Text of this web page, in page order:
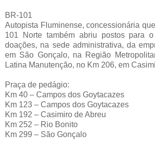
BR-101
Autopista Fluminense, concessionária
101 Norte também abriu postos para
doações, na sede administrativa, da
em São Gonçalo, na Região
Latina Manutenção, no Km 206, em
Praça de pedágio:
Km 40 – Campos dos Goytacazes
Km 123 – Campos dos Goytacazes
Km 192 – Casimiro de Abreu
Km 252 – Rio Bonito
Km 299 – São Gonçalo